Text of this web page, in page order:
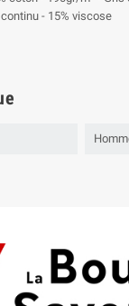
- 15% viscose